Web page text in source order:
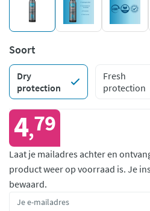
Soort
Dry
protection
Fresh
protection
4,79
Laat je mailadres achter en
product weer op voorraad is. Je
bewaard.